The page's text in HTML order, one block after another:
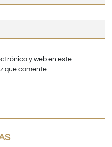
y web en este
que comente.